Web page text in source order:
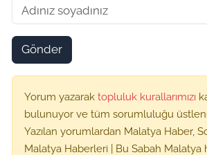
Gönder
Yorum yazarak topluluk kurallarımızı
bulunuyor ve tüm sorumluluğu
Yazılan yorumlardan Malatya Haber,
Malatya Haberleri | Bu Sabah Malatya